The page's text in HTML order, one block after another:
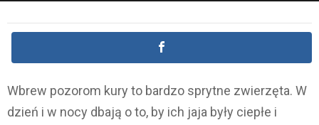
Wbrew pozorom kury to bardzo sprytne zwierzęta. W
dzień i w nocy dbają o to, by ich jaja były ciepłe i